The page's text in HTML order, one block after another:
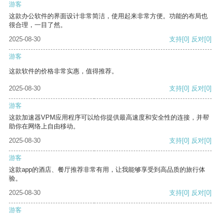
游客
这款办公软件的界面设计非常简洁，使用起来非常方便。功能的布局也
很合理，一目了然。
2025-08-30
支持[0] 反对[0]
游客
这款软件的价格非常实惠，值得推荐。
2025-08-30 支持[0] 反对[0]
游客
这款加速器VPM应用程序可以给你提供最高速度和安全性的连接，并帮
助你在网络上自由移动。
2025-08-30
支持[0] 反对[0]
游客
这款app的酒店、餐厅推荐非常有用，让我能够享受到高品质的旅行体
验。
2025-08-30
支持[0] 反对[0]
游客